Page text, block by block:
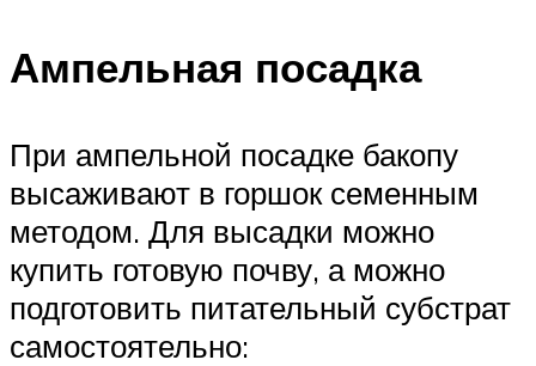
Ампельная посадка
При ампельной посадке бакопу
высаживают в горшок семенным
методом. Для высадки можно
купить готовую почву, а можно
подготовить питательный субстрат
самостоятельно: